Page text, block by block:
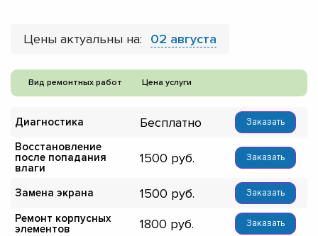
Цены актуальны на: 02 августа
Вид ремонтных работ Цена услуги
Диагностика Бесплатно Заказать
Восстановление
после попадания
влаги
1500 Заказать
Замена экрана 1500 Заказать
Ремонт корпусных
элементов
1800 Заказать